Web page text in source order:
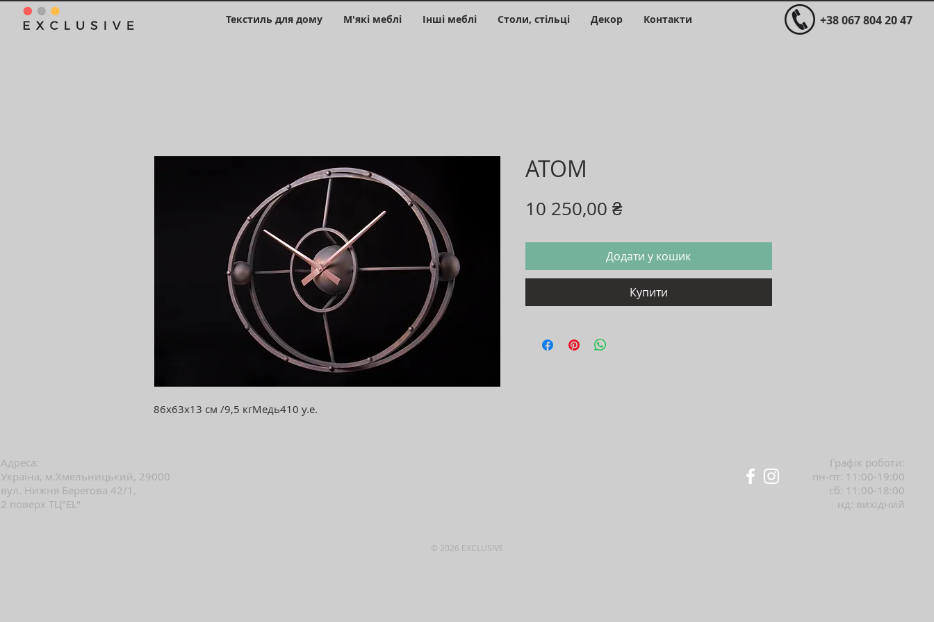
Текстиль для дому М'які меблі Інші меблі Столи, стільці Декор Контакти +38 067 804 20 47
86х63х13 см /9,5 кгМедь410 у.е.
ATOM
10 250,00 ₴Ціна
Додати у кошик
Купити
Адреса:
Україна, м.Хмельницький, 29000
вул. Нижня Берегова 42/1,
2 поверх ТЦ"EL"
Графік роботи:
пн-пт: 11:00-19:00
сб: 11:00-18:00
нд: вихідний
© 2026 EXCLUSIVE